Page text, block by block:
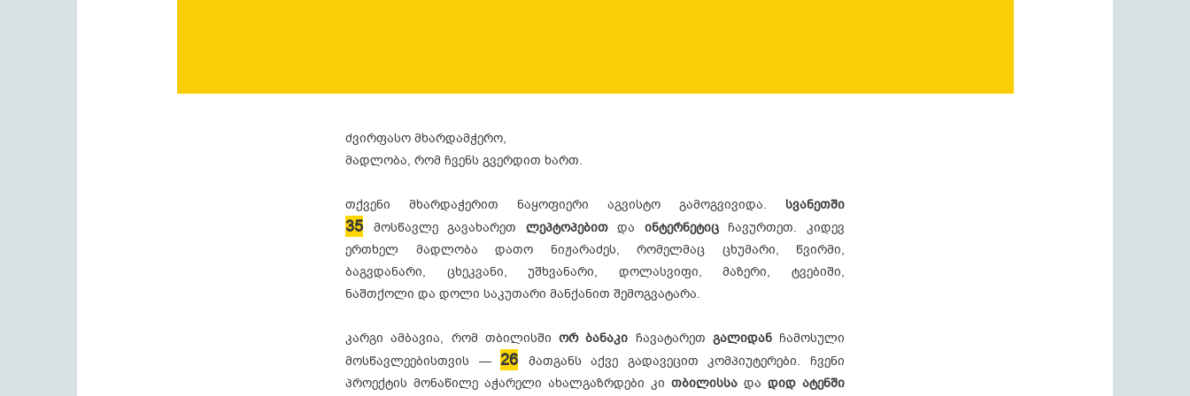
ძვირფასო მხარდამჭერო,
მადლობა, რომ ჩვენს გვერდით ხართ.
თქვენი მხარდაჭერით ნაყოფიერი აგვისტო გამოგვივიდა. სვანეთში
35 მოსწავლე გავახარეთ ლეპტოპებითდა ინტერნეტიც ჩავურთეთ. კიდევ
ერთხელ მადლობა დათო ნიჟარაძეს, რომელმაც ცხუმარი, წვირმი,
ბაგვდანარი, ცხეკვანი, უშხვანარი, დოლასვიფი, მაზერი, ტვებიში,
ნაშთქოლი და დოლი საკუთარი მანქანით შემოგვატარა.
კარგი ამბავია, რომ თბილისში ორ ბანაკი ჩავატარეთ გალიდან ჩამოსული
მოსწავლეებისთვის —26
მათგანს აქვე გადავეცით კომპიუტერები. ჩვენი
პროექტის მონაწილე აჭარელი ახალგაზრდები კი თბილისსა და დიდ ატენში